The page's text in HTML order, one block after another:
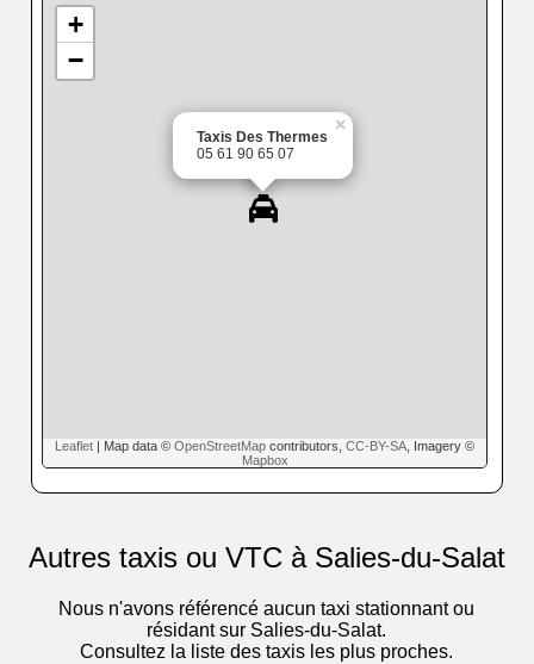
Taxis Des Thermes
05 61 90 65 07
×
+
−
Leaflet | Map data © OpenStreetMap contributors, CC-BY-SA , Imagery ©
Mapbox
Autres taxis ou VTC à Salies-du-Salat
Nous n'avons référencé aucun taxi stationnant ou
résidant sur Salies-du-Salat.
Consultez la liste des taxis les plus proches.